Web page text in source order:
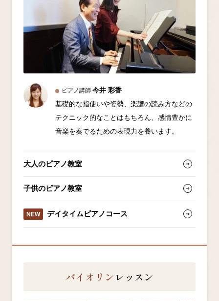
s
i
c
ピアノ講師 今井 彩香
基礎的な指使いや姿勢、楽譜の読み方などの
テクニック的なことはもちろん、感情豊かに
音楽を奏でるための表現力を養います。
大人のピアノ教室
子供のピアノ教室
NEW デイタイムピアノコース
バイオリン レッスン